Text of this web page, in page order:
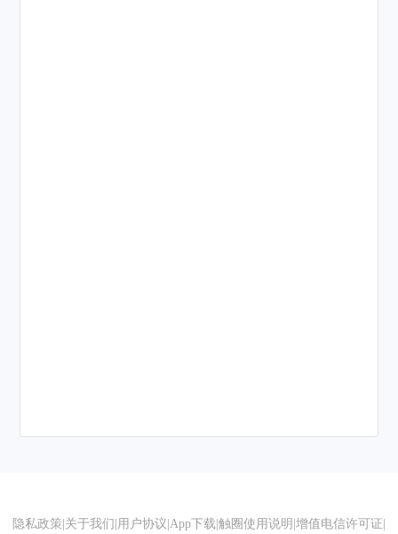
隐私政策 关于我们 用户协议 App下载 触圈使用说明 增值电信许可证